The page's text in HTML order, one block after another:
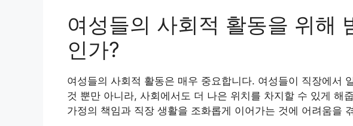
여성들의 사회적 활동을 위해
인가?
여성들의 사회적 활동은 매우 중요합니다. 여성들이 직장에서
것 뿐만 아니라, 사회에서도 더 나은 위치를 차지할 수 있게 해
가정의 책임과 직장 생활을 조화롭게 이어가는 것에 어려움을